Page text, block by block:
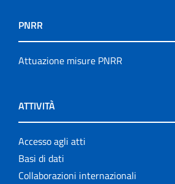
PNRR
Attuazione misure PNRR
ATTIVITÀ
Accesso agli atti
Basi di dati
Collaborazioni internazionali